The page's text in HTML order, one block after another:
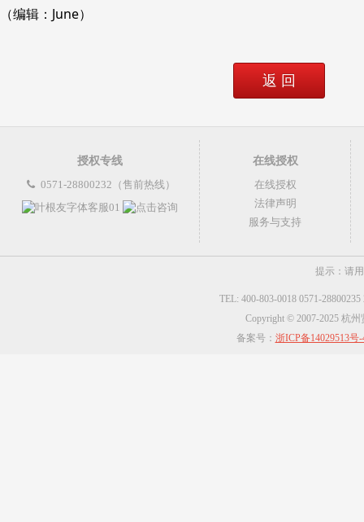
（编辑：June）
返 回
授权专线
0571-28800232（售前热线）
在线授权
在线授权
法律声明
服务与支持
提示：请
TEL: 400-803-0018 0571-
Copyright © 2007-2025 杭
备案号： 浙ICP备14029513号-